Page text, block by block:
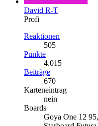
David R-T
Profi
Reaktionen
505
Punkte
4.015
Beiträge
670
Karteneintrag
nein
Boards
Goya One 12